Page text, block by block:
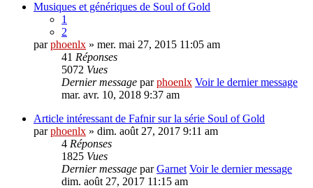
Musiques et génériques de Soul of Gold
1
2
parphoenlx » mer. mai 27, 2015 11:05 am
41 Réponses
5072 Vues
Dernier message parphoenlx Voir le dernier message
mar. avr. 10, 2018 9:37 am
Article intéressant de Fafnir sur la série Soul of Gold
parphoenlx » dim. août 27, 2017 9:11 am
4 Réponses
1825 Vues
Dernier message parGarnet Voir le dernier message
dim. août 27, 2017 11:15 am